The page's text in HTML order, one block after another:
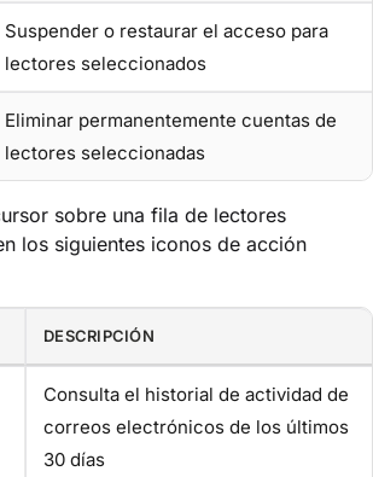
Suspender o restaurar el acceso para
lectores seleccionados
Eliminar permanentemente cuentas de
lectores seleccionadas
sobre una fila de lectores
los siguientes iconos de acción
DESCRIPCIÓN
Consulta el historial de actividad de
correos electrónicos de los últimos
30 días